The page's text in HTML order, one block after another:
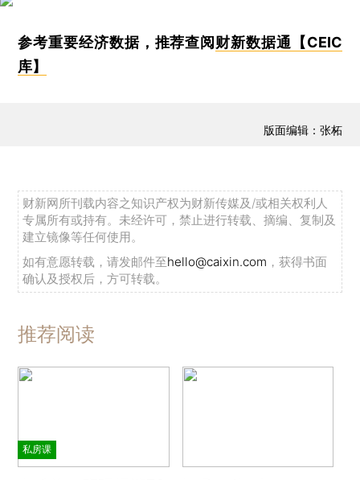
参考重要经济数据，推荐查阅 财新数据通【CEIC
库】
版面编辑：张柘
财新网所刊载内容之知识产权为财新传媒及/或相关权利人
专属所有或持有。未经许可，禁止进行转载、摘编、复制及
建立镜像等任何使用。
如有意愿转载，请发邮件至hello@caixin.com ，获得书面
确认及授权后，方可转载。
推荐阅读
私房课